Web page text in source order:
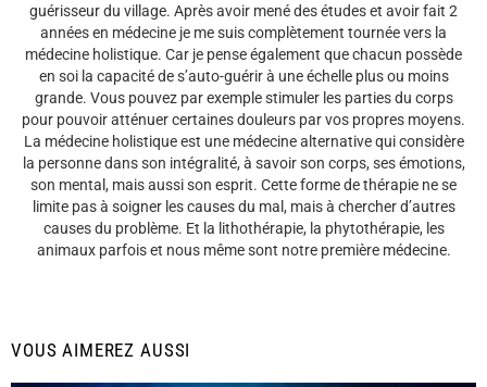
guérisseur du village. Après avoir mené des études et avoir fait 2
années en médecine je me suis complètement tournée vers la
médecine holistique. Car je pense également que chacun possède
en soi la capacité de s’auto-guérir à une échelle plus ou moins
grande. Vous pouvez par exemple stimuler les parties du corps
pour pouvoir atténuer certaines douleurs par vos propres moyens.
La médecine holistique est une médecine alternative qui considère
la personne dans son intégralité, à savoir son corps, ses émotions,
son mental, mais aussi son esprit. Cette forme de thérapie ne se
limite pas à soigner les causes du mal, mais à chercher d’autres
causes du problème. Et la lithothérapie, la phytothérapie, les
animaux parfois et nous même sont notre première médecine.
VOUS AIMEREZ AUSSI